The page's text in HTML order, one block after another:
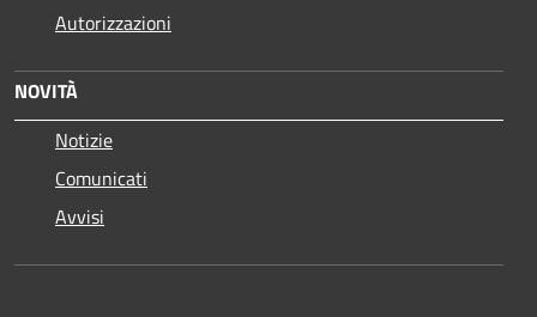
Autorizzazioni
NOVITÀ
Notizie
Comunicati
Avvisi